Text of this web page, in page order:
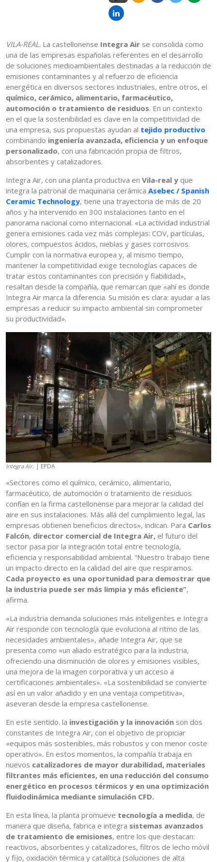
VILA-REAL. La castellonense Integra Air se consolida como
una de las empresas españolas referentes en el desarrollo
de soluciones medioambientales destinadas a la reducción de
emisiones contaminantes y al refuerzo de eficiencia
energética en diversos sectores industriales, entre otros, el
químico, cerámico, alimentario, farmacéutico,
automoción o tratamiento de residuos. En un contexto
en el que la sostenibilidad es clave en la competitividad de
una empresa, sus propuestas ayudan al tejido productivo
combinando ingeniería avanzada, eficiencia y un enfoque
personalizado, con una fabricación propia de filtros,
absorbentes y catalizadores.
Integra Air, con una planta productiva en Vila-real y que
integra la patronal de maquinaria cerámica Asebec / Spanish
Ceramic Technology, tiene una trayectoria de más de 20
años y ha intervenido en 300 instalaciones tanto en el
panorama nacional como internacional. «La actividad industrial
genera emisiones cada vez más complejas: COV, partículas,
olores, compuestos ácidos, nieblas y gases corrosivos.
Cumplir con la normativa europea y, al mismo tiempo,
mantener la competitividad exige tecnologías capaces de
tratar estos contaminantes con precisión y fiabilidad»,
resaltan desde la compañía, que remarcan que «ahí es donde
Integra Air marca la diferencia. Su misión es clara: ayudar a las
empresas a reducir su impacto ambiental sin comprometer
su productividad».
Integra Air. | EPDA
«Sectores como el químico, cerámico, alimentario,
farmacéutico, de automoción o tratamiento de residuos
confían en la firma castellonense para mejorar la calidad del
aire en sus instalaciones. Más allá del cumplimiento legal, las
empresas obtienen beneficios directos», indican. Para Carlos
Falcón, director comercial de Integra Air, el futuro del
sector pasa por la integración total entre tecnología,
eficiencia y responsabilidad ambiental. “Nuestro trabajo tiene
un impacto directo en la calidad del aire que respiramos.
Cada proyecto es una oportunidad para demostrar que
la industria puede ser más limpia y más eficiente”,
afirma.
«La industria demanda soluciones más inteligentes e Integra
Air responde con tecnología que evoluciona al ritmo de las
necesidades ambientales», añade Integra Air, que se
presenta como «un aliado estratégico para la industria,
ofreciendo una disminución de olores y emisiones visibles,
una mejora de la imagen corporativa y un acceso a
certificaciones ambientales». «La sostenibilidad se convierte
así en un valor añadido y en una ventaja competitiva»,
aseveran desde la empresa castellonense.
En este sentido. la investigación y la innovación son dos
constantes de Integra Air, con el objetivo de propiciar
«equipos más sostenibles, más robustos y con menor coste
operativo». En estos momentos, la compañía trabaja en
nuevos catalizadores de mayor durabilidad, materiales
filtrantes más eficientes, en una reducción del consumo
energético en procesos térmicos y en una optimización
fluidodinámica mediante simulación CFD.
En esta línea, la planta promueve tecnología a medida, de
manera que diseña, fabrica e integra sistemas avanzados
de tratamiento de emisiones, entre los que destacan:
reactivos, absorbentes y catalizadores, filtros de lecho móvil
y fijo, oxidación térmica y catalítica (soluciones de alta